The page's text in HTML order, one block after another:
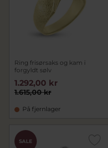
Ring frisørsaks og kam i
forgyldt sølv
1.615,00 kr
1.292,00 kr
På fjernlager
SALE